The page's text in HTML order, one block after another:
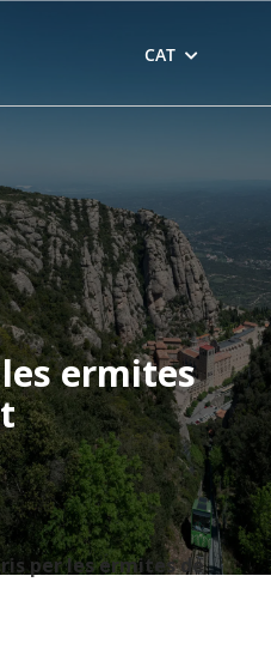
CAT
per les ermites de
ermites